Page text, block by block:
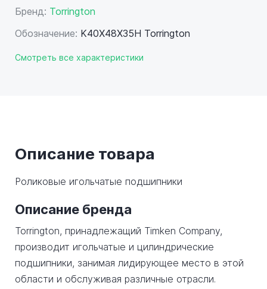
Бренд: Torrington
Обозначение: K40X48X35H Torrington
Смотреть все характеристики
Описание товара
Роликовые игольчатые подшипники
Описание бренда
Torrington, принадлежащий Timken Company,
производит игольчатые и цилиндрические
подшипники, занимая лидирующее место в этой
области и обслуживая различные отрасли.